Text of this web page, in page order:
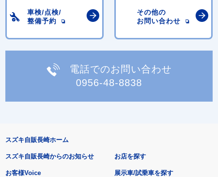
車検/点検/
整備予約
その他の
お問い合わせ
電話でのお問い合わせ
0956-48-8838
スズキ自販長崎ホーム
スズキ自販長崎からのお知らせ
お客様Voice
お店を探す
展示車/試乗車を探す